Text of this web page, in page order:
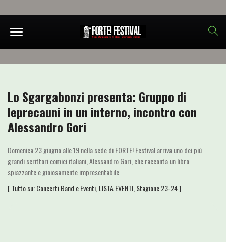
Lo Sgargabonzi presenta: Gruppo di
leprecauni in un interno, incontro con
Alessandro Gori
Domenica 23 giugno alle 19 nella sede di FORTE! Festival arriva uno dei più
grandi scrittori comici italiani, Alessandro Gori, che racconta un libro
spiazzante e gioiosamente impresentabile
[ Tutto su:Concerti Band e Eventi LISTA EVENTI Stagione 23-24]